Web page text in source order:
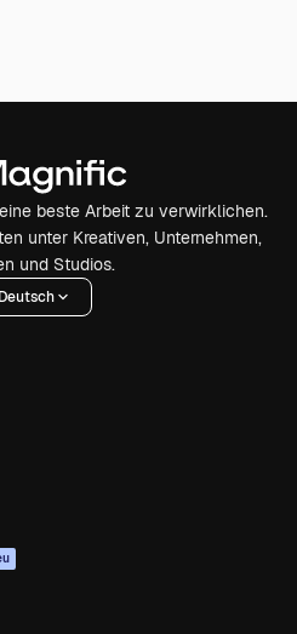
beste Arbeit zu verwirklichen.
unter Kreativen, Unternehmen,
und Studios.
Deutsch